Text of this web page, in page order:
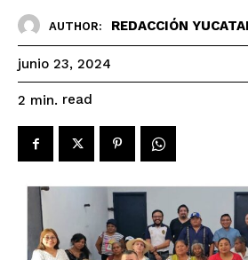
AUTHOR: REDACCIÓN
junio 23, 2024
2 min. read